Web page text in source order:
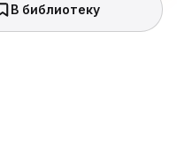
В библиотеку